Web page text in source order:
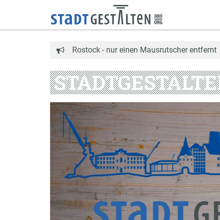
Rostock - nur einen Mausrutscher entfernt